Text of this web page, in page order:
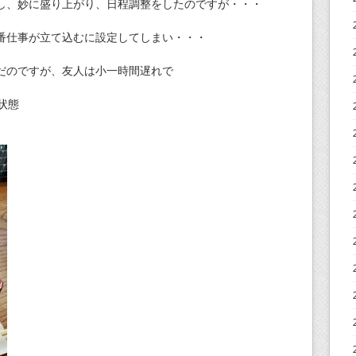
妙に盛り上がり、日程調整をしたのですが・・・
事が立て込むに設定してしまい・・・
ですが、友人は小一時間遅れで
態